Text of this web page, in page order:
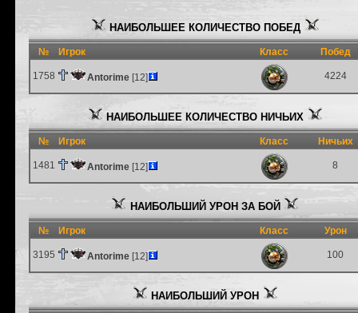
НАИБОЛЬШЕЕ КОЛИЧЕСТВО ПОБЕД
№ Игрок Класс Побед
1758 Antorime [12] 4224
НАИБОЛЬШЕЕ КОЛИЧЕСТВО НИЧЬИХ
№ Игрок Класс Ничьих
1481 Antorime [12] 8
НАИБОЛЬШИЙ УРОН ЗА БОЙ
№ Игрок Класс Урон
3195 Antorime [12] 100
НАИБОЛЬШИЙ УРОН